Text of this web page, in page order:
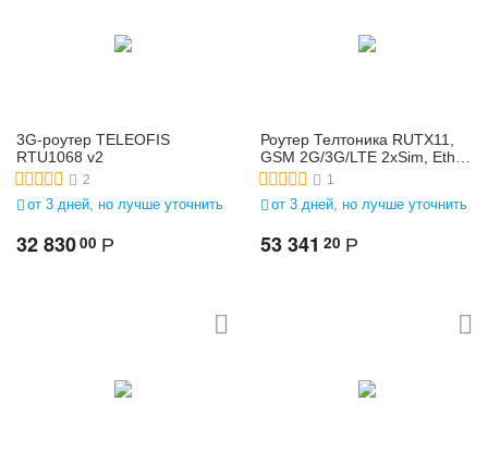
3G-роутер TELEOFIS
RTU1068 v2
2
от 3 дней, но лучше уточнить
32 83000 Р
Роутер Телтоника RUTX11,
GSM 2G/3G/LTE 2xSim, Eth,
Wi-Fi, Bt cотовый
маршрутизатор
1
от 3 дней, но лучше уточнить
53 341 20 Р